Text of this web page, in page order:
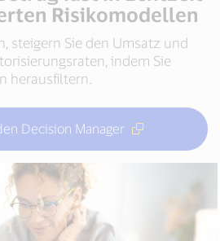
Risikomodellen
steigern Sie den Umsatz und
indem Sie
herausfiltern.
Decision Manager